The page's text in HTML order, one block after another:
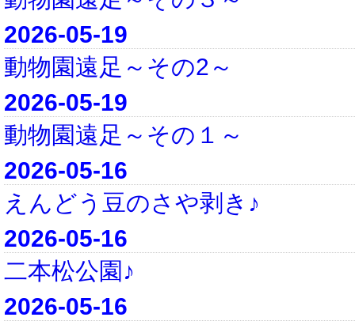
2026-05-19
動物園遠足～その2～
2026-05-19
動物園遠足～その１～
2026-05-16
えんどう豆のさや剥き♪
2026-05-16
二本松公園♪
2026-05-16